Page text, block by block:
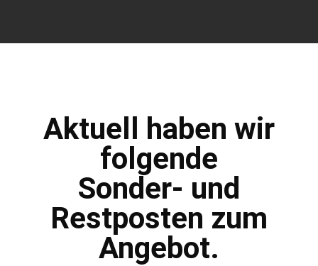
Aktuell haben wir
folgende
Sonder- und
Restposten zum
Angebot.